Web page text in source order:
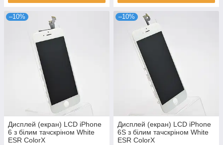
–10%
Дисплей (екран) LCD iPhone
6 з білим тачскріном White
ESR ColorX
–10%
Дисплей (екран) LCD iPhone
6S з білим тачскріном White
ESR ColorX